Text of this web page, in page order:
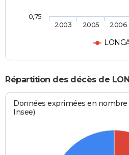
2003 2005 2006
0,75
Répartition des décès de
Données exprimées en nombre
Insee)